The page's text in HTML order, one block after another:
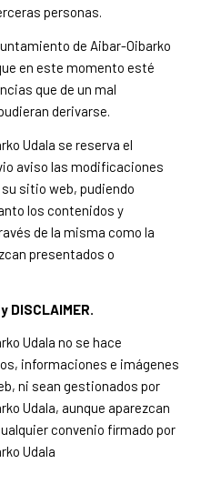
personas.
de Aibar-Oibarko
en este momento esté
que de un mal
derivarse.
Udala se reserva el
aviso las modificaciones
sitio web, pudiendo
los contenidos y
de la misma como la
presentados o
DISCLAIMER.
Udala no se hace
informaciones e imágenes
ni sean gestionados por
Udala, aunque aparezcan
convenio firmado por
Udala